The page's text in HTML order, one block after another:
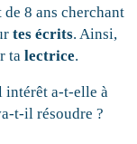
8 ans cherchant
tes écrits. Ainsi,
talectrice.
intérêt a-t-elle à
t-il résoudre ?